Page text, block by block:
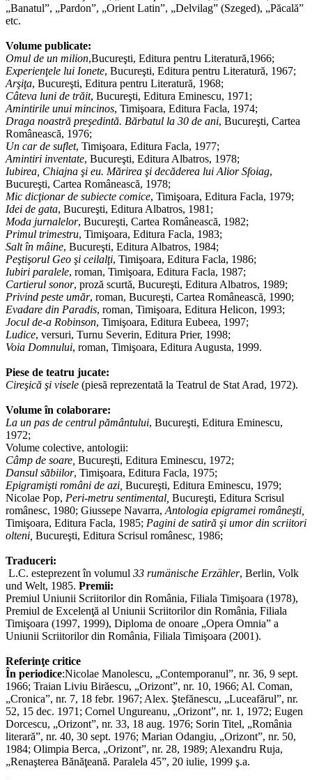
„Banatul”, „Pardon”, „Orient Latin”, „Delvilag” (Szeged), „Păcală”
etc.
Volume publicate:
Omul de un milion,Bucureşti, Editura pentru Literatură,1966;
Experienţele lui Ionete, Bucureşti, Editura pentru Literatură, 1967;
Arşiţa, Bucureşti, Editura pentru Literatură, 1968;
Câteva luni de trăit, Bucureşti, Editura Eminescu, 1971;
Amintirile unui mincinos, Timişoara, Editura Facla, 1974;
Draga noastră preşedintă. Bărbatul la 30 de ani, Bucureşti, Cartea
Românească, 1976;
Un car de suflet, Timişoara, Editura Facla, 1977;
Amintiri inventate, Bucureşti, Editura Albatros, 1978;
Iubirea Chiajna şi eu. Mărirea şi decăderea lui Alior Sfoiag,
Bucureşti, Cartea Românească, 1978;
Mic dicţionar de subiecte comice, Timişoara, Editura Facla, 1979;
Idei de gata, Bucureşti, Editura Albatros, 1981;
Moda jurnalelor, Bucureşti, Cartea Românească, 1982;
Primul trimestru, Timişoara, Editura Facla, 1983;
Salt în mâine, Bucureşti, Editura Albatros, 1984;
Peştişorul Geo şi ceilalţi, Timişoara, Editura Facla, 1986;
Iubiri paralele, roman, Timişoara, Editura Facla, 1987;
Cartierul sonor, proză scurtă, Bucureşti, Editura Albatros, 1989;
Privind peste umăr, roman, Bucureşti, Cartea Românească, 1990;
Evadare din Paradis, roman, Timişoara, Editura Helicon, 1993;
Jocul de-a Robinson, Timişoara, Editura Eubeea, 1997;
Ludice, versuri, Turnu Severin, Editura Prier, 1998;
Voia Domnului, roman, Timişoara, Editura Augusta, 1999.
Piese de teatru jucate:
Cireşică şi visele (piesă reprezentată la Teatrul de Stat Arad, 1972).
Volume în colaborare:
La un pas de centrul pământului, Bucureşti, Editura Eminescu,
1972;
Volume colective, antologii:
Câmp de soare Bucureşti, Editura Eminescu, 1972;
Dansul săbiilor, Timişoara, Editura Facla, 1975;
Epigramişti români de azi Bucureşti, Editura Eminescu, 1979;
Nicolae Pop, Peri-metru sentimental, Bucureşti, Editura Scrisul
românesc, 1980; Giussepe Navarra, Antologia epigramei româneşti,
Timişoara, Editura Facla, 1985; Pagini de satiră şi umor din scriitori
olteni Bucureşti, Editura Scrisul românesc, 1986;
Traduceri:
L.C. esteprezent în volumul 33 rumänische Erzähler, Berlin, Volk
und Welt, 1985. Premii:
Premiul Uniunii Scriitorilor din România, Filiala Timişoara (1978),
Premiul de Excelenţă al Uniunii Scriitorilor din România, Filiala
Timişoara (1997, 1999), Diploma de onoare „Opera Omnia” a
Uniunii Scriitorilor din România, Filiala Timişoara (2001).
Referinţe critice
În periodice:Nicolae Manolescu, „Contemporanul”, nr. 36, 9 sept.
1966; Traian Liviu Birăescu, „Orizont”, nr. 10, 1966; Al. Coman,
„Cronica”, nr. 7, 18 febr. 1967; Alex. Ştefănescu, „Luceafărul”, nr.
52, 15 dec. 1971; Cornel Ungureanu, „Orizont”, nr. 1, 1972; Eugen
Dorcescu, „Orizont”, nr. 33, 18 aug. 1976; Sorin Titel, „România
literară”, nr. 40, 30 sept. 1976; Marian Odangiu, „Orizont”, nr. 50,
1984; Olimpia Berca, „Orizont”, nr. 28, 1989; Alexandru Ruja,
„Renaşterea Bănăţeană. Paralela 45”, 20 iulie, 1999 ş.a.